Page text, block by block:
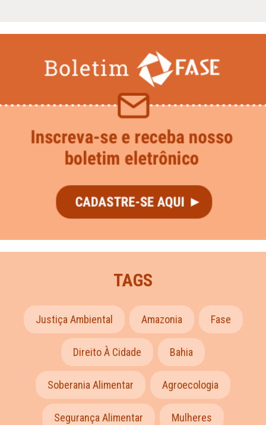
TAGS
Justiça Ambiental Amazonia Fase
Direito À Cidade Bahia
Soberania Alimentar Agroecologia
Segurança Alimentar Mulheres